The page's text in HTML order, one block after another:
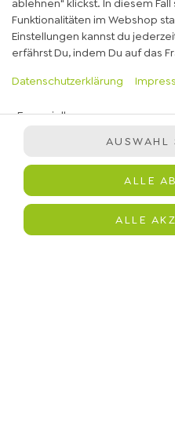
ablehnen" klickst. In diesem
Funktionalitäten im Webshop
Einstellungen kannst du
erfährst Du, indem Du auf das
Datenschutzerklärung
Essenziell
Statistiken
Marketing
AUSWAHL
ALLE
ALLE
Frisch entsafteter
Wasser und ein Hauch Bio-